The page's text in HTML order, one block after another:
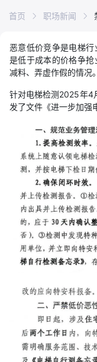
首页 职场新闻
恶意低价竞争是电梯
是低于成本的价格争
减料、弄虚作假的情况。
针对电梯检测2025年4
发了文件《进一步加强